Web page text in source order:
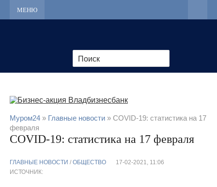
МЕНЮ
Муром24 » Главные новости » COVID-19: статистика на 17
февраля
COVID-19: статистика на 17 февраля
ГЛАВНЫЕ НОВОСТИ / ОБЩЕСТВО
17-02-2021, 11:06
ИСТОЧНИК: